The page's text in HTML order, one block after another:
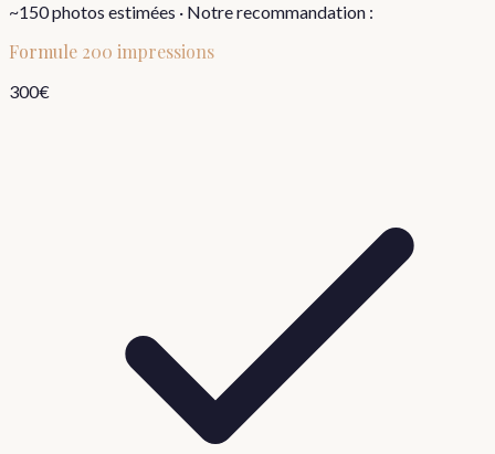
~150photos estimées · Notre recommandation :
Formule 200 impressions
300€